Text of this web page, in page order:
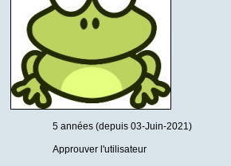
5 années (depuis 03-Juin-2021)
Approuver l'utilisateur